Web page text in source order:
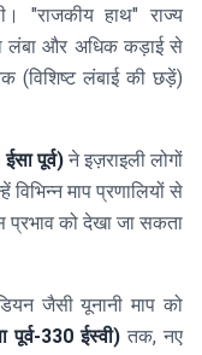
"राजकीय हाथ" राज्य
लंबा और अधिक कड़ाई से
(विशिष्ट लंबाई की छड़ें)
पूर्व)ने इज़राइली लोगों
माप प्रणालियों से
प्रभाव को देखा जा सकता
जैसी यूनानी माप को
330 ईस्वी)तक, नए